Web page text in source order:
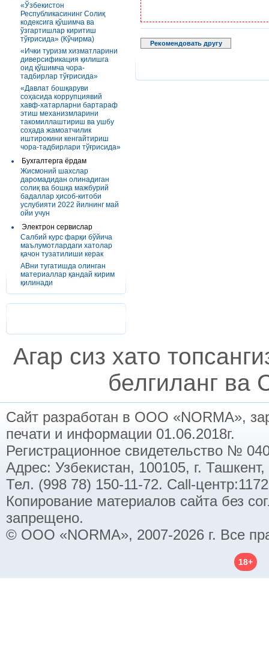
«Ўзбекистон
Республикасининг Солиқ
кодексига қўшимча ва
ўзгартишлар киритиш
тўғрисида» (Кўчирма)
«Ички туризм хизматларини
диверсификация қилишга
оид қўшимча чора-
тадбирлар тўғрисида»
«Давлат бошқаруви
соҳасида коррупциявий
хавф-хатарларни бартараф
этиш механизмларини
такомиллаштириш ва ушбу
соҳада жамоатчилик
иштирокини кенгайтириш
чора-тадбирлари тўғрисида»
Бухгалтерга ёрдам
Жисмоний шахслар
даромадидан олинадиган
солиқ ва бошқа мажбурий
бадаллар ҳисоб-китоби
услубияти 2022 йилнинг май
ойи учун
Электрон сервислар
Салбий курс фарқи бўйича
маълумотлардаги хатолар
қачон тузатилиши керак
АВни тугатишда олинган
материаллар қандай кирим
қилинади
Рекомендовать другу
Агар сиз хато
белгиланг ва
Сайт разработан в ООО «NORMA»,
печати и информации 01.06.2018г.
Регистрационное свидетельство №
Адрес: Узбекистан, 100105, г.
Тел. (998 78) 150-11-72. Call-
Копирование материалов сайта без
запрещено.
© ООО «NORMA», 2007-2026 г. Все
18+